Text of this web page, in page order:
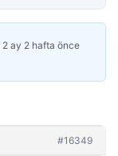
2 ay 2 hafta önce
#16349